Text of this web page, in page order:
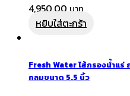
4,950.00
หยิบใส่ตะกร้า
Fresh Water ไส้กรองน้ำแร่
กลมขนาด 5.5 นิ้ว